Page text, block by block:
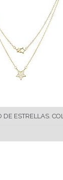
DE ESTRELLAS.